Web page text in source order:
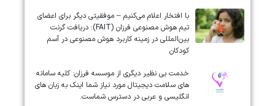
با افتخار اعلام می‌کنیم – موفقیتی دیگر برای اعضای
تیم هوش مصنوعی فرزان (FAIT): دریافت گرنت
بین‌المللی در زمینه کاربرد هوش مصنوعی در آسم
کودکان
خدمت بی نظیر دیگری از موسسه فرزان: کلیه سامانه
های سلامت دیجیتال مورد نیاز شما اینک به زبان های
انگلیسی و عربی در دسترس شماست.